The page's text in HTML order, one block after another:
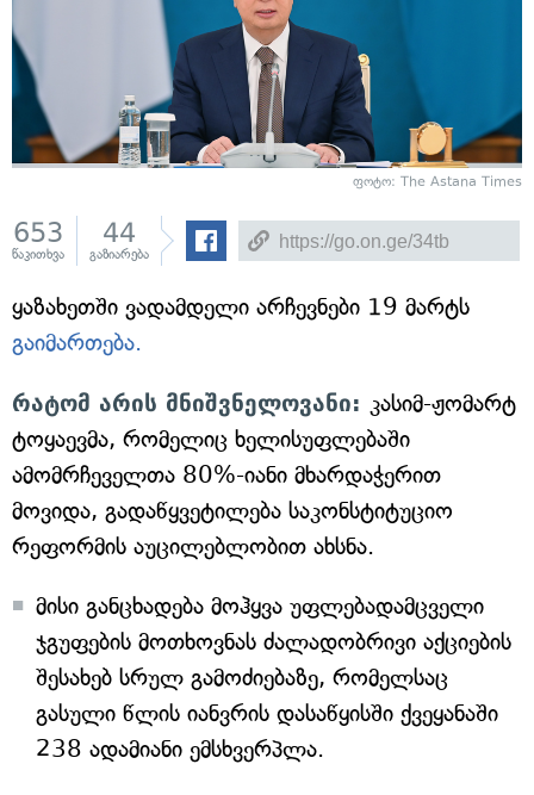
ფოტო: The Astana Times
653
წაკითხვა
44
გაზიარება
ყაზახეთში ვადამდელი არჩევნები 19 მარტს
გაიმართება.
რატომ არის მნიშვნელოვანი: კასიმ-ჟომარტ
ტოყაევმა, რომელიც ხელისუფლებაში
ამომრჩეველთა 80%-იანი მხარდაჭერით
მოვიდა, გადაწყვეტილება საკონსტიტუციო
რეფორმის აუცილებლობით ახსნა.
მისი განცხადება მოჰყვა უფლებადამცველი
ჯგუფების მოთხოვნას ძალადობრივი აქციების
შესახებ სრულ გამოძიებაზე, რომელსაც
გასული წლის იანვრის დასაწყისში ქვეყანაში
238 ადამიანი ემსხვერპლა.